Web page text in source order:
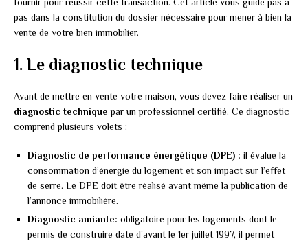
fournir pour réussir cette transaction. Cet article vous guide pas à
pas dans la constitution du dossier nécessaire pour mener à bien la
vente de votre bien immobilier.
1. Le diagnostic technique
Avant de mettre en vente votre maison, vous devez faire réaliser un
diagnostic technique par un professionnel certifié. Ce diagnostic
comprend plusieurs volets :
Diagnostic de performance énergétique (DPE) : il évalue la
consommation d’énergie du logement et son impact sur l’effet
de serre. Le DPE doit être réalisé avant même la publication de
l’annonce immobilière.
Diagnostic amiante: obligatoire pour les logements dont le
permis de construire date d’avant le 1er juillet 1997, il permet